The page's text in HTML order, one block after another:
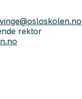
rektor